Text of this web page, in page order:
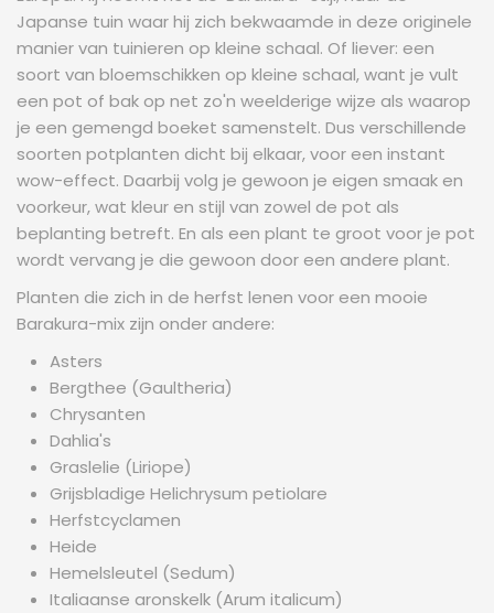
Japanse tuin waar hij zich bekwaamde in deze originele
manier van tuinieren op kleine schaal. Of liever: een
soort van bloemschikken op kleine schaal, want je vult
een pot of bak op net zo'n weelderige wijze als waarop
je een gemengd boeket samenstelt. Dus verschillende
soorten potplanten dicht bij elkaar, voor een instant
wow-effect. Daarbij volg je gewoon je eigen smaak en
voorkeur, wat kleur en stijl van zowel de pot als
beplanting betreft. En als een plant te groot voor je pot
wordt vervang je die gewoon door een andere plant.
Planten die zich in de herfst lenen voor een mooie
Barakura-mix zijn onder andere:
Asters
Bergthee (Gaultheria)
Chrysanten
Dahlia's
Graslelie (Liriope)
Grijsbladige Helichrysum petiolare
Herfstcyclamen
Heide
Hemelsleutel (Sedum)
Italiaanse aronskelk (Arum italicum)